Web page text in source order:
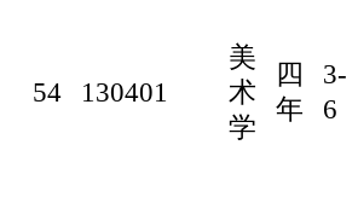
54 130401
美
术
学
四
年
3-
6